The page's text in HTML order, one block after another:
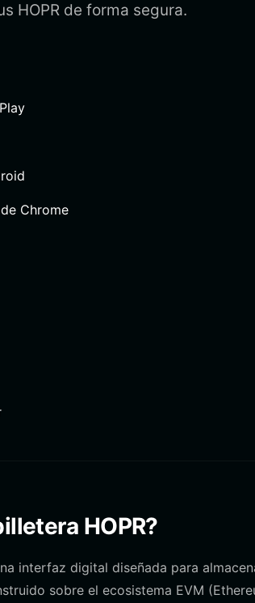
HOPR de forma segura.
Chrome
HOPR?
interfaz digital diseñada para
sobre el ecosistema EVM